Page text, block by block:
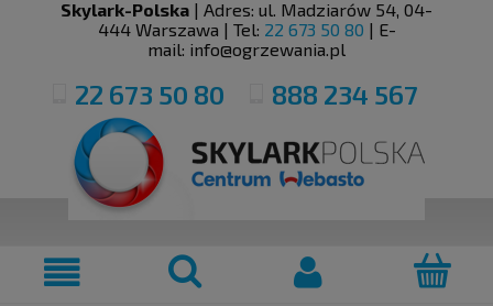
Skylark-Polska | Adres: ul. Madziarów 54, 04-
444 Warszawa | Tel: 22 673 50 80 | E-
mail: info@ogrzewania.pl
22 673 50 80 888 234 567